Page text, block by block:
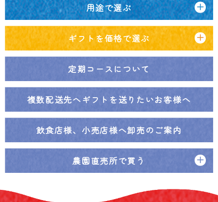
用途で選ぶ
ギフトを価格で選ぶ
定期コースについて
複数配送先へギフトを送りたいお客様へ
飲食店様、小売店様へ卸売のご案内
農園直売所で買う